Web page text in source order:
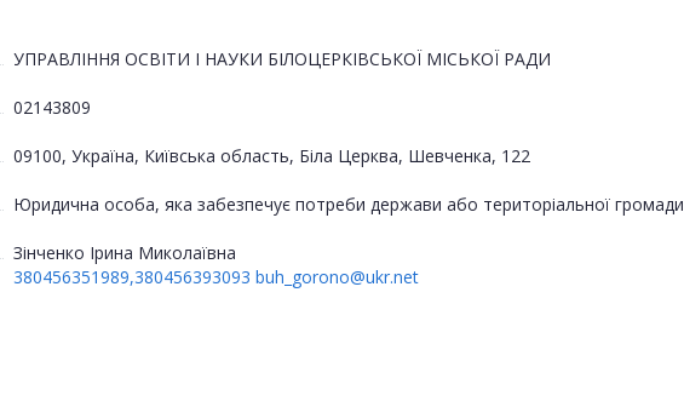
УПРАВЛІННЯ ОСВІТИ І НАУКИ БІЛОЦЕРКІВСЬКОЇ МІСЬКОЇ РАДИ
02143809
09100, Україна, Київська область, Біла Церква, Шевченка, 122
Юридична особа, яка забезпечує потреби держави або територіальної громади
Зінченко Ірина Миколаївна
380456351989,380456393093 buh_gorono@ukr.net